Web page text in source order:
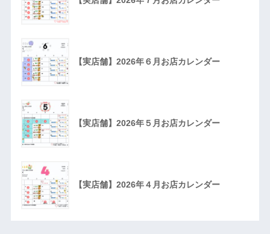
【実店舗】2026年６月お店カレンダー
【実店舗】2026年５月お店カレンダー
【実店舗】2026年４月お店カレンダー